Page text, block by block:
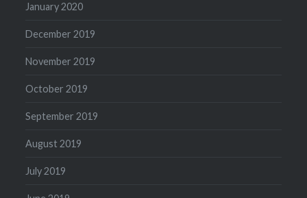
January 2020
December 2019
November 2019
October 2019
September 2019
August 2019
July 2019